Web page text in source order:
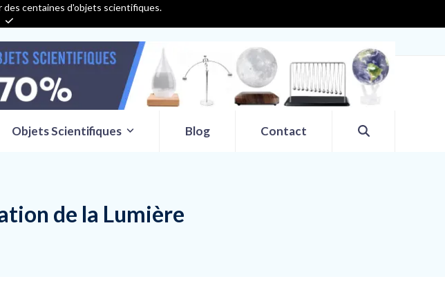
des centaines d'objets scientifiques.
Objets Scientifiques Blog Contact
de la Lumière